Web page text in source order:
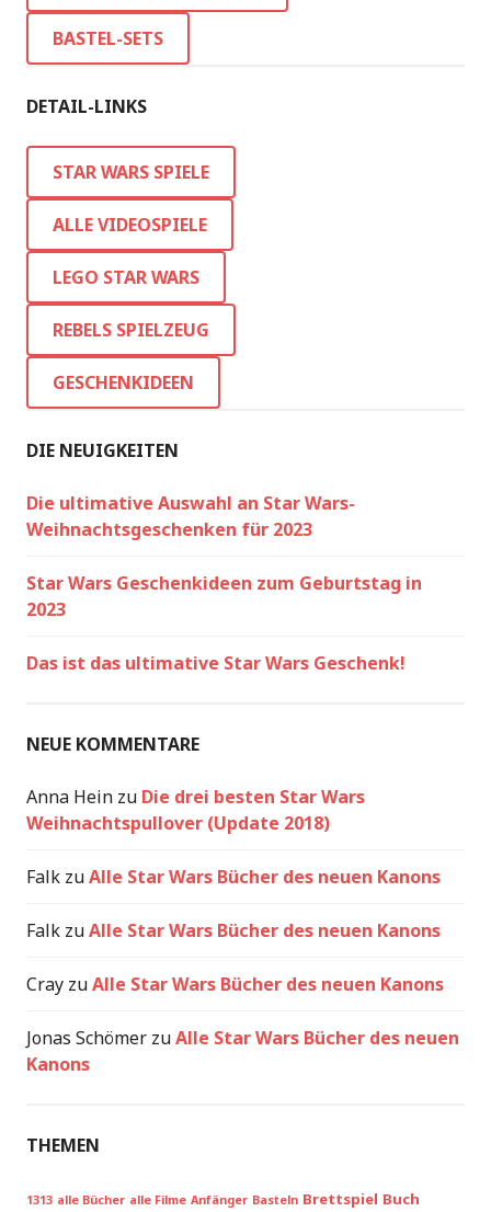
BASTEL-SETS
DETAIL-LINKS
STAR WARS SPIELE
ALLE VIDEOSPIELE
LEGO STAR WARS
REBELS SPIELZEUG
GESCHENKIDEEN
DIE NEUIGKEITEN
Die ultimative Auswahl an Star Wars-
Weihnachtsgeschenken für 2023
Star Wars Geschenkideen zum Geburtstag in
2023
Das ist das ultimative Star Wars Geschenk!
NEUE KOMMENTARE
Anna Hein zu Die drei besten Star Wars
Weihnachtspullover (Update 2018)
Falk zuAlle Star Wars Bücher des neuen Kanons
Falk zuAlle Star Wars Bücher des neuen Kanons
Cray zuAlle Star Wars Bücher des neuen Kanons
Jonas Schömer zuAlle Star Wars Bücher des neuen
Kanons
THEMEN
1313 alle Bücher alle Filme Anfänger Basteln Brettspiel Buch